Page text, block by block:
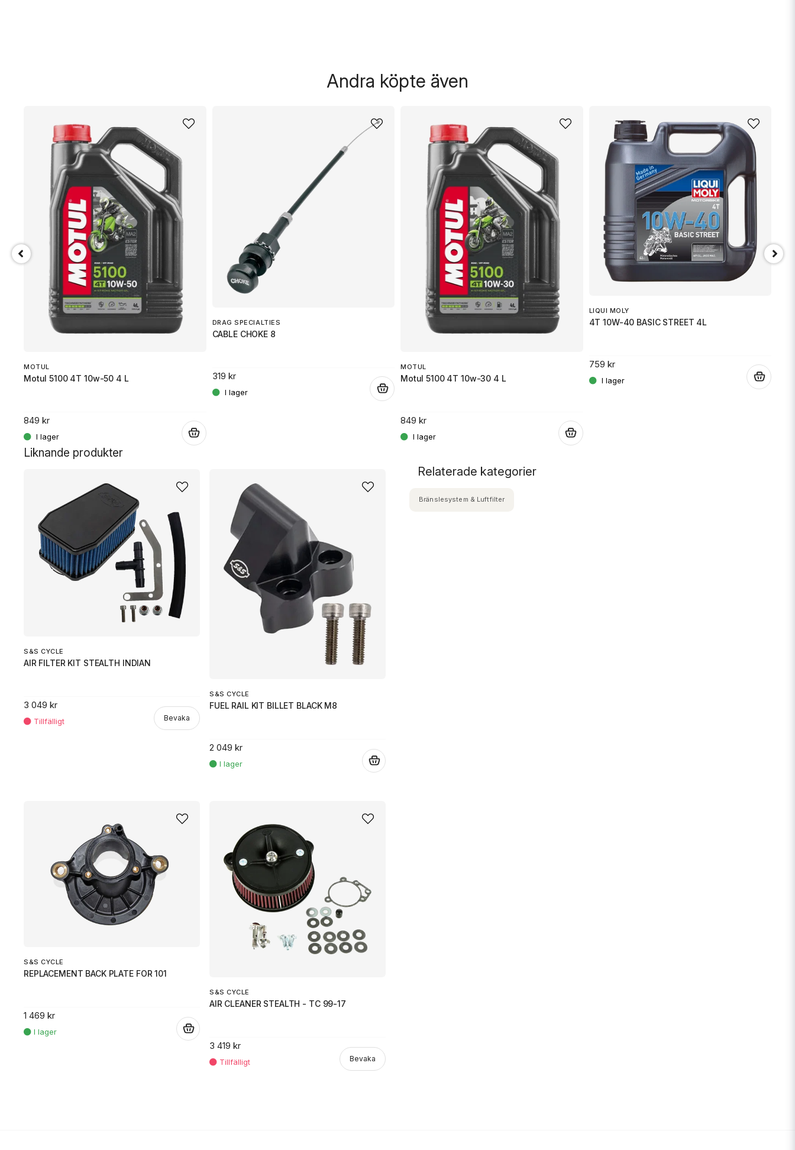
Andra köpte även
MOTUL
Motul 5100 4T 10w-50 4 L
849 kr
DRAG SPECIALTIES
CABLE CHOKE 8
319 kr
MOTUL
Motul 5100 4T 10w-30 4 L
849 kr
LIQUI MOLY
4T 10W-40 BASIC STREET 4L
759 kr
Liknande produkter
S&S CYCLE
AIR FILTER KIT STEALTH INDIAN
3 049 kr
Bevaka
S&S CYCLE
FUEL RAIL KIT BILLET BLACK M8
2 049 kr
S&S CYCLE
REPLACEMENT BACK PLATE FOR 101
1 469 kr
S&S CYCLE
AIR CLEANER STEALTH - TC 99-17
3 419 kr
Bevaka
Relaterade kategorier
Bränslesystem & Luftfilter